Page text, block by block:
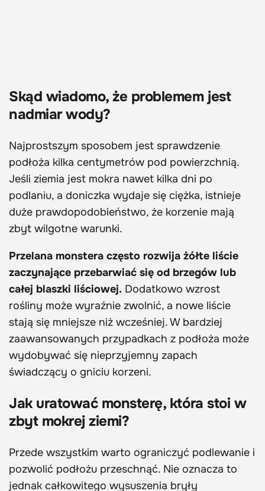
Skąd wiadomo, że problemem jest
nadmiar wody?
Najprostszym sposobem jest sprawdzenie
podłoża kilka centymetrów pod powierzchnią.
Jeśli ziemia jest mokra nawet kilka dni po
podlaniu, a doniczka wydaje się ciężka, istnieje
duże prawdopodobieństwo, że korzenie mają
zbyt wilgotne warunki.
Przelana monstera często rozwija żółte liście
zaczynające przebarwiać się od brzegów lub
całej blaszki liściowej. Dodatkowo wzrost
rośliny może wyraźnie zwolnić, a nowe liście
stają się mniejsze niż wcześniej. W bardziej
zaawansowanych przypadkach z podłoża może
wydobywać się nieprzyjemny zapach
świadczący o gniciu korzeni.
Jak uratować monsterę, która stoi w
zbyt mokrej ziemi?
Przede wszystkim warto ograniczyć podlewanie i
pozwolić podłożu przeschnąć. Nie oznacza to
jednak całkowitego wysuszenia bryły